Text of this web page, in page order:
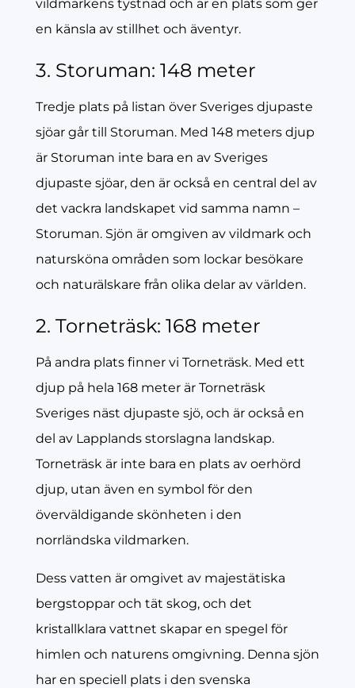
vildmarkens tystnad och är en plats som ger
en känsla av stillhet och äventyr.
3. Storuman: 148 meter
Tredje plats på listan över Sveriges djupaste
sjöar går till Storuman. Med 148 meters djup
är Storuman inte bara en av Sveriges
djupaste sjöar, den är också en central del av
det vackra landskapet vid samma namn –
Storuman. Sjön är omgiven av vildmark och
natursköna områden som lockar besökare
och naturälskare från olika delar av världen.
2. Torneträsk: 168 meter
På andra plats finner vi Torneträsk. Med ett
djup på hela 168 meter är Torneträsk
Sveriges näst djupaste sjö, och är också en
del av Lapplands storslagna landskap.
Torneträsk är inte bara en plats av oerhörd
djup, utan även en symbol för den
överväldigande skönheten i den
norrländska vildmarken.
Dess vatten är omgivet av majestätiska
bergstoppar och tät skog, och det
kristallklara vattnet skapar en spegel för
himlen och naturens omgivning. Denna sjön
har en speciell plats i den svenska